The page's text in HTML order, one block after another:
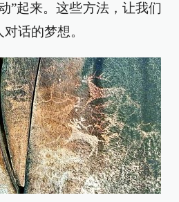
”起来。这些方法，让我们
话的梦想。